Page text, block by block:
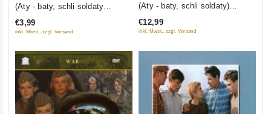
5
(Aty - baty, schli soldaty
(Amalgama))
€3,99
inkl. Mwst., zzgl. Versand
5
(Aty - baty, schli soldaty)
(RUSCICO)
€12,99
inkl. Mwst., zzgl. Versand